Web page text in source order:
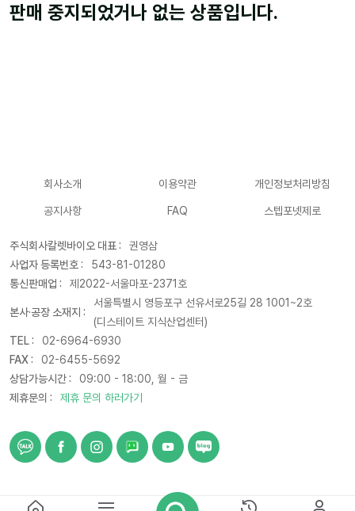
판매 중지되었거나 없는 상품입니다.
회사소개 이용약관 개인정보처리방침
공지사항 FAQ 스텝포넷제로
주식회사칼렛바이오 대표 :
권영삼
사업자 등록번호 :
543-81-01280
통신판매업 :
제2022-서울마포-2371호
본사·공장 소재지 :
서울특별시 영등포구 선유서로25길 28 1001~2호
(디스테이트 지식산업센터)
TEL :
02-6964-6930
FAX :
02-6455-5692
상담가능시간 :
09:00 - 18:00, 월 - 금
제휴문의 :
제휴 문의 하러가기